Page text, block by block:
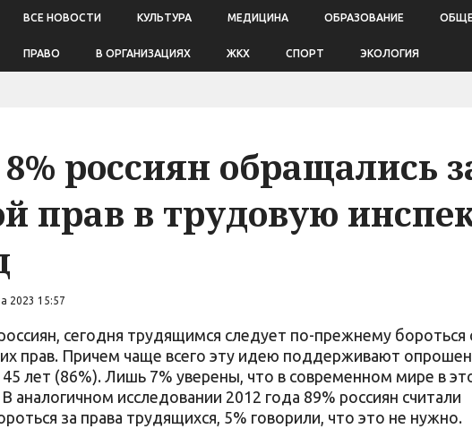
ВСЕ НОВОСТИ КУЛЬТУРА МЕДИЦИНА ОБРАЗОВАНИЕ
ПРАВО В ОРГАНИЗАЦИЯХ ЖКХ СПОРТ ЭКОЛОГИЯ
россиян обращались
прав в трудовую
2023 15:57
сегодня трудящимся следует по-прежнему бороться
прав. Причем чаще всего эту идею поддерживают
45 лет (86%). Лишь 7% уверены, что в современном мире в
аналогичном исследовании 2012 года 89% россиян считали
за права трудящихся, 5% говорили, что это не нужно.